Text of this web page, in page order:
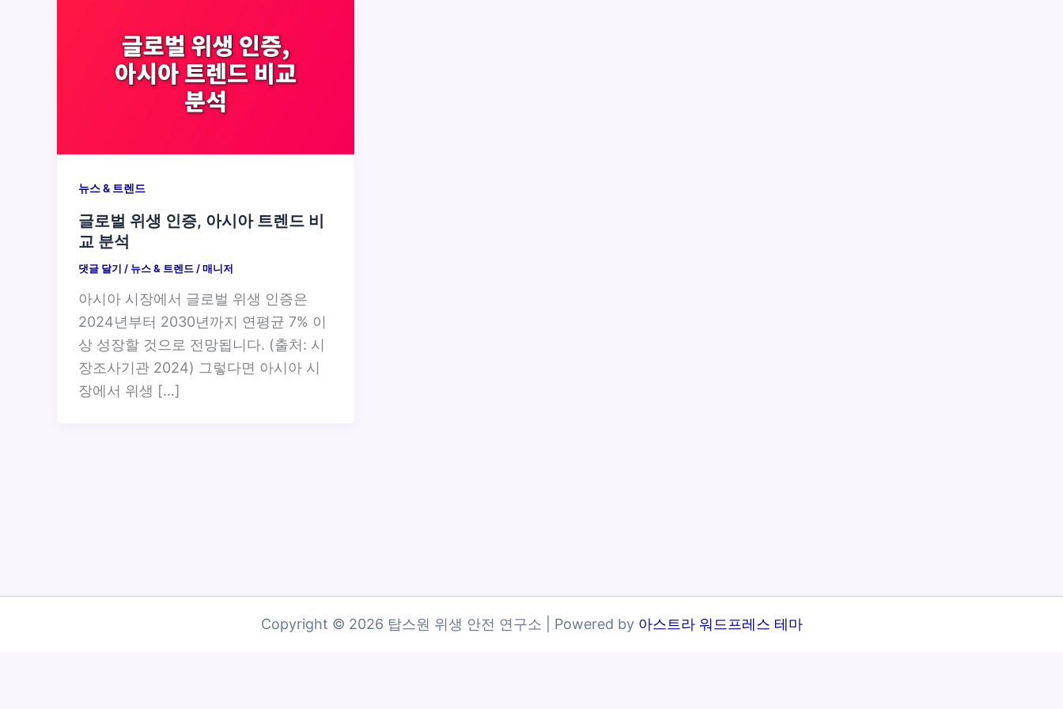
뉴스 & 트렌드
글로벌 위생 인증, 아시아 트렌드 비
교 분석
댓글 달기 / 뉴스 & 트렌드 /매니저
아시아 시장에서 글로벌 위생 인증은
2024년부터 2030년까지 연평균 7% 이
상 성장할 것으로 전망됩니다. (출처: 시
장조사기관 2024) 그렇다면 아시아 시
장에서 위생 […]
Copyright © 2026 탑스원 위생 안전 연구소 | Powered by 아스트라 워드프레스 테마